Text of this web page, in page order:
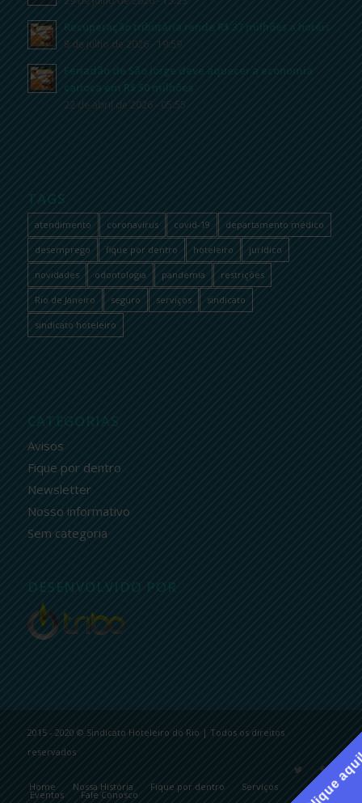
Recuperação tributária rende R$ 37 milhões a hotéis
8 de julho de 2026 - 19:59
Feriadão de São Jorge deve aquecer a economia
carioca em R$ 50 milhões
22 de abril de 2026 - 05:55
TAGS
atendimento coronavírus covid-19 departamento médico
desemprego fique por dentro hoteleiro jurídico
novidades odontologia pandemia restrições
Rio de Janeiro seguro serviços sindicato
sindicato hoteleiro
CATEGORIAS
Avisos
Fique por dentro
Newsletter
Nosso informativo
Sem categoria
DESENVOLVIDO POR
2015 - 2020 © Sindicato Hoteleiro do Rio | Todos os direitos
reservados
Home Nossa História Fique por dentro Serviços
Eventos Fale Conosco Clique